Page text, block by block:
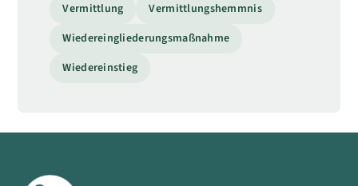
Vermittlung
Vermittlungshemmnis
Wiedereingliederungsmaßnahme
Wiedereinstieg